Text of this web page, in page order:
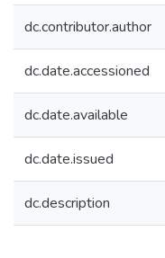
dc.contributor.author
dc.date.accessioned
dc.date.available
dc.date.issued
dc.description